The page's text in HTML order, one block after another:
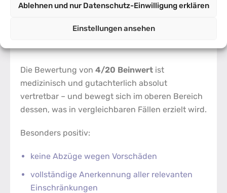
Ablehnen und nur Datenschutz-Einwilligung erklären
Einstellungen ansehen
📊 Das Ergebnis – und was
man daraus lernen kann
Die Bewertung von 4/20 Beinwert ist
medizinisch und gutachterlich absolut
vertretbar – und bewegt sich im oberen Bereich
dessen, was in vergleichbaren Fällen erzielt wird.
Besonders positiv:
keine Abzüge wegen Vorschäden
vollständige Anerkennung aller relevanten
Einschränkungen